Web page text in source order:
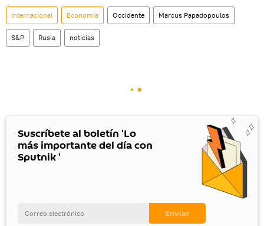
Internacional Economía Occidente Marcus Papadopoulos
S&P Rusia noticias
Suscríbete al boletín 'Lo
más importante del día con
Sputnik '